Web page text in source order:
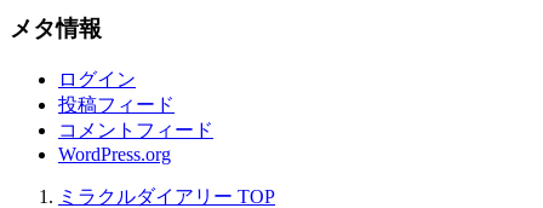
メタ情報
ログイン
投稿フィード
コメントフィード
WordPress.org
ミラクルダイアリー TOP